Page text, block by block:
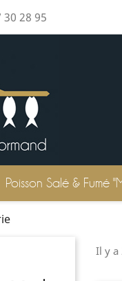
30 28 95
Poisson Salé & Fumé
Il y a